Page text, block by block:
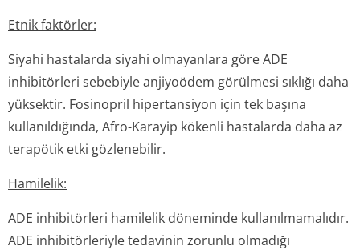
Etnik faktörler:
Siyahi hastalarda siyahi olmayanlara göre ADE
inhibitörleri sebebiyle anjiyoödem görülmesi sıklığı daha
yüksektir. Fosinopril hipertansiyon için tek başına
kullanıldığında, Afro-Karayip kökenli hastalarda daha az
terapötik etki gözlenebilir.
Hamilelik:
ADE inhibitörleri hamilelik döneminde kullanılmamalıdır.
ADE inhibitörleriyle tedavinin zorunlu olmadığı